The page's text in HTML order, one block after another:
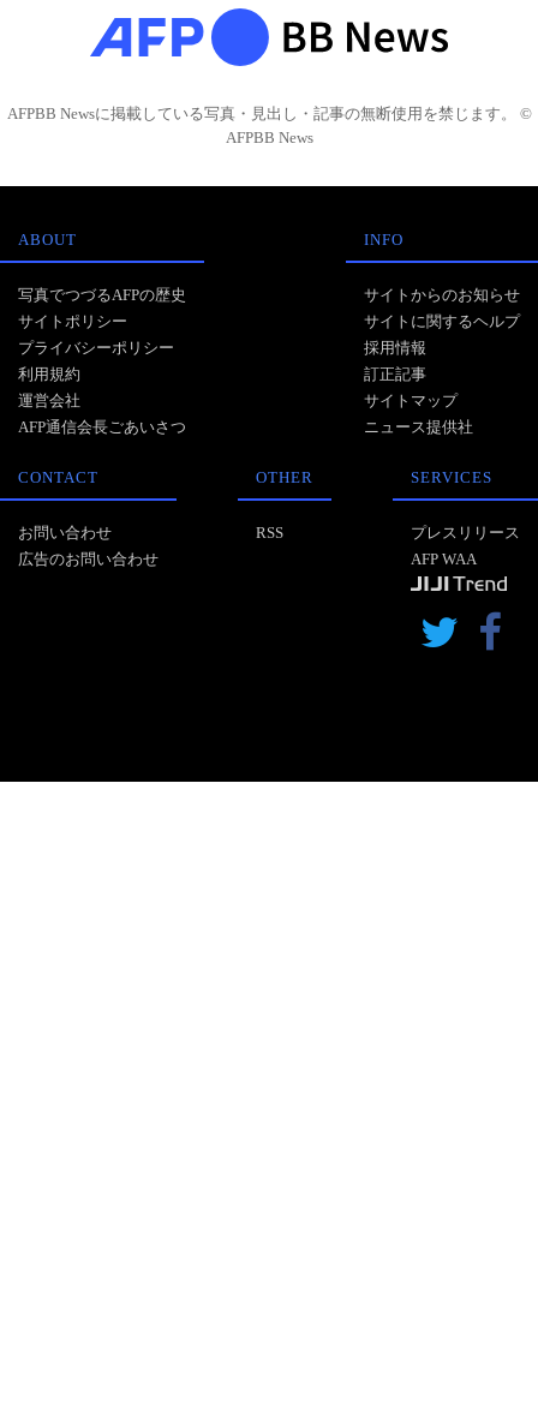
AFPBB Newsに掲載している写真・見出し・記事の無断使用を禁じます。 ©
AFPBB News
ABOUT
写真でつづるAFPの歴史
サイトポリシー
プライバシーポリシー
利用規約
運営会社
AFP通信会長ごあいさつ
INFO
サイトからのお知らせ
サイトに関するヘルプ
採用情報
訂正記事
サイトマップ
ニュース提供社
CONTACT
お問い合わせ
広告のお問い合わせ
OTHER
RSS
SERVICES
プレスリリース
AFP WAA